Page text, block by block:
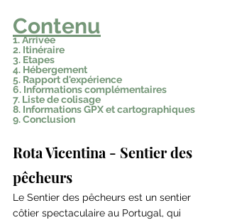
Contenu
1. Arrivée
2. Itinéraire
3. Etapes
4. Hébergement
5. Rapport d'expérience
6. Informations complémentaires
7. Liste de colisage
8. Informations GPX et cartographiques
9. Conclusion
Rota Vicentina - Sentier des
pêcheurs
Le Sentier des pêcheurs est un sentier
côtier spectaculaire au Portugal, qui